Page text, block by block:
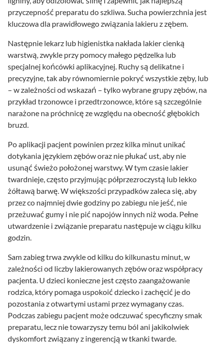
przyczepność preparatu do szkliwa. Sucha powierzchnia jest
kluczowa dla prawidłowego związania lakieru z zębem.
Następnie lekarz lub higienistka nakłada lakier cienką
warstwą, zwykle przy pomocy małego pędzelka lub
specjalnej końcówki aplikacyjnej. Ruchy są delikatne i
precyzyjne, tak aby równomiernie pokryć wszystkie zęby, lub
– w zależności od wskazań – tylko wybrane grupy zębów, na
przykład trzonowce i przedtrzonowce, które są szczególnie
narażone na próchnicę ze względu na obecność głębokich
bruzd.
Po aplikacji pacjent powinien przez kilka minut unikać
dotykania językiem zębów oraz nie płukać ust, aby nie
usunąć świeżo położonej warstwy. W tym czasie lakier
twardnieje, często przyjmując półprzezroczystą lub lekko
żółtawą barwę. W większości przypadków zaleca się, aby
przez co najmniej dwie godziny po zabiegu nie jeść, nie
przeżuwać gumy i nie pić napojów innych niż woda. Pełne
utwardzenie i związanie preparatu następuje w ciągu kilku
godzin.
Sam zabieg trwa zwykle od kilku do kilkunastu minut, w
zależności od liczby lakierowanych zębów oraz współpracy
pacjenta. U dzieci konieczne jest często zaangażowanie
rodzica, który pomaga uspokoić dziecko i zachęcić je do
pozostania z otwartymi ustami przez wymagany czas.
Podczas zabiegu pacjent może odczuwać specyficzny smak
preparatu, lecz nie towarzyszy temu ból ani jakikolwiek
dyskomfort związany z ingerencją w tkanki twarde.